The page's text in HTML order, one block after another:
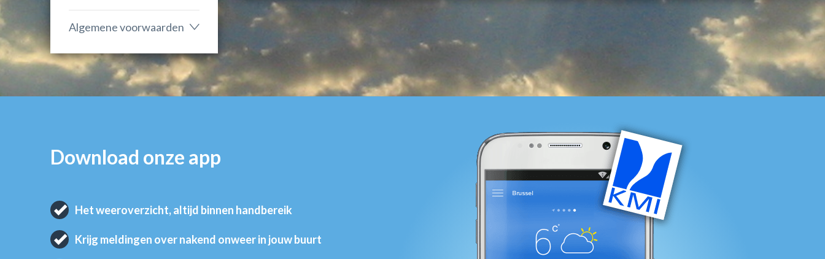
Algemene voorwaarden
Download onze app
Het weeroverzicht, altijd binnen handbereik
Krijg meldingen over nakend onweer in jouw buurt